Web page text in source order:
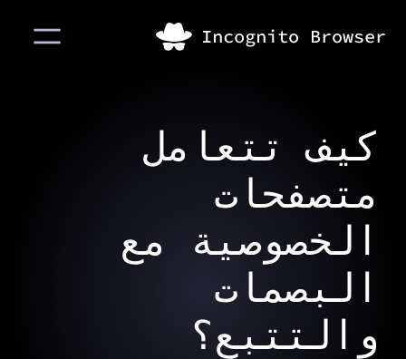
كيف تتعامل
متصفحات
الخصوصية مع
البصمات
والتتبع؟